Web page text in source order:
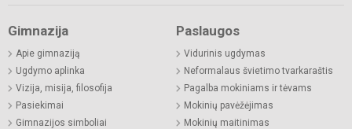
Gimnazija
Apie gimnaziją
Ugdymo aplinka
Vizija, misija, filosofija
Pasiekimai
Gimnazijos simboliai
Paslaugos
Vidurinis ugdymas
Neformalaus švietimo tvarkaraštis
Pagalba mokiniams ir tėvams
Mokinių pavėžėjimas
Mokinių maitinimas